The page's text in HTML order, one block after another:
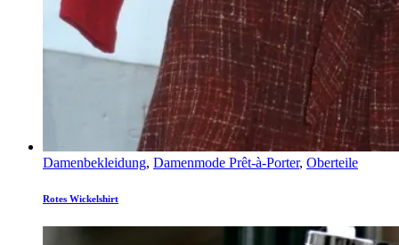
Damenbekleidung, Damenmode Prêt-à-Porter, Oberteile
Rotes Wickelshirt